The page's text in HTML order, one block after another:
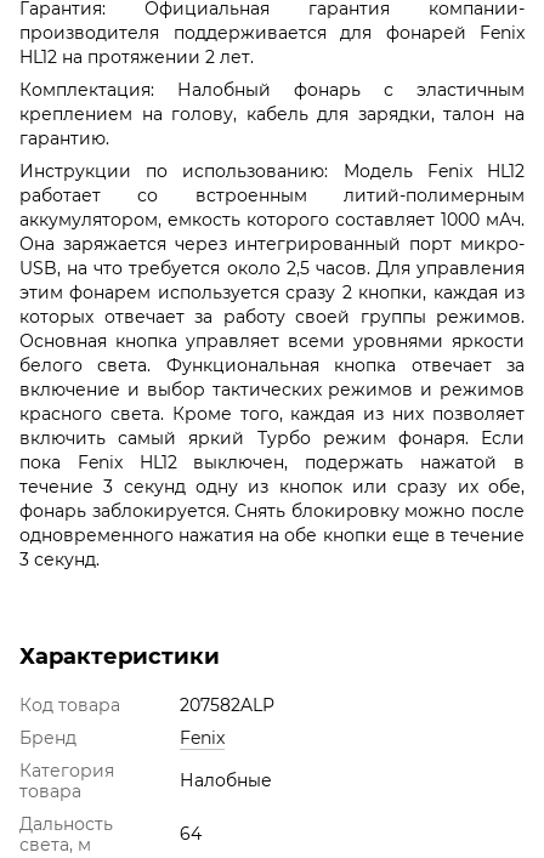
Гарантия: Официальная гарантия компании-
производителя поддерживается для фонарей Fenix
HL12 на протяжении 2 лет.
Комплектация: Налобный фонарь с эластичным
креплением на голову, кабель для зарядки, талон на
гарантию.
Инструкции по использованию: Модель Fenix HL12
работает со встроенным литий-полимерным
аккумулятором, емкость которого составляет 1000 мАч.
Она заряжается через интегрированный порт микро-
USB, на что требуется около 2,5 часов. Для управления
этим фонарем используется сразу 2 кнопки, каждая из
которых отвечает за работу своей группы режимов.
Основная кнопка управляет всеми уровнями яркости
белого света. Функциональная кнопка отвечает за
включение и выбор тактических режимов и режимов
красного света. Кроме того, каждая из них позволяет
включить самый яркий Турбо режим фонаря. Если
пока Fenix HL12 выключен, подержать нажатой в
течение 3 секунд одну из кнопок или сразу их обе,
фонарь заблокируется. Снять блокировку можно после
одновременного нажатия на обе кнопки еще в течение
3 секунд.
Характеристики
Код товара
207582ALP
Бренд
Fenix
Категория
товара
Налобные
Дальность
света, м
64